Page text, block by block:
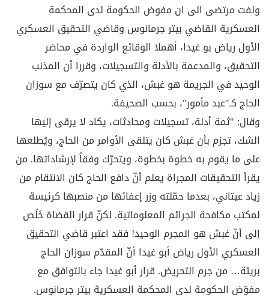
ولفت مرتضى الى ان مفوض الحكومة لدى المحكمة
العسكرية القاضي بيتر جرمانوس وقاضي التحقيق العسكري
الأول رياض بو غيدا، أهملا الوقائع الواردة في محاضر
التحقيق، والمدعمة بالأدلة والتسجيلات، وقررا أن المذنب
الوحيد في الجريمة هو غبش، الذي كان يتصرّف مع سوزان
الحاج كـ"عبد مأمور"، بحسب الصحيفة.
وقال: "ثمة أدلة، تسجيلات ومحادثات، يكاد لا يرقى إليها
الشك، تجزم بأن غبش كان يتلقى الأوامر من الحاج، ويُطلعها
على ما يقوم به خطوة بخطوة، ويتحرّك وفقاً لإرشاداتها. من
يقرأ التحقيقات المجراة يعلم أنّ دافع الحاج كان الانتقام من
زياد عيتاني، بعدما حمّلته وزر إعفائها من منصبها كرئيسة
لمكتب مكافحة الجرائم المعلوماتية. لكنّ قرار القضاة خَلُص
إلى أنّ غبش هو المجرم الوحيد! فقد اعتبر قاضي التحقيق
العسكري الأول رياض أبو غيدا أنّ المقدّم سوزان الحاج
بريئة… من جرم التحريض. قرار أبو غيدا جاء بالتوافق مع
مفوّض الحكومة لدى المحكمة العسكرية بيتر جرمانوس.